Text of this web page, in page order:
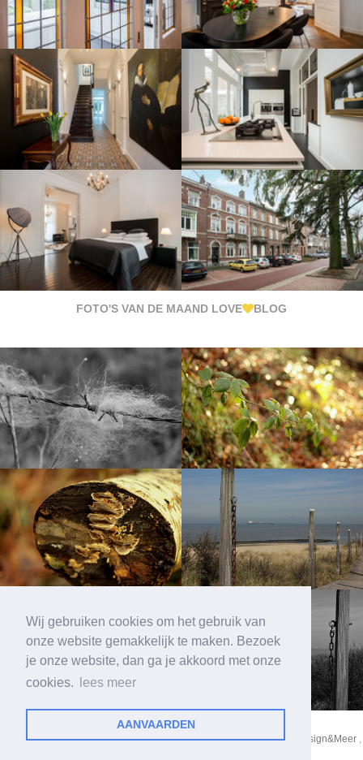
Wij gebruiken cookies om het gebruik van
onze website gemakkelijk te maken. Bezoek
je onze website, dan ga je akkoord met onze
cookies.
lees meer
AANVAARDEN
FOTO'S VAN DE MAAND LOVE BLOG
© 2026 - All Rights Reserved Lovetoblog.nl. Gebouwd doorWebdesign&Meer,